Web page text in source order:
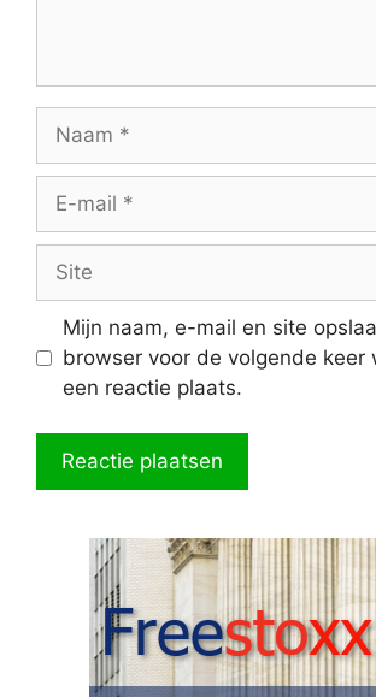
mail
Mijn naam, e-mail en site
browser voor de volgende keer
een reactie plaats.